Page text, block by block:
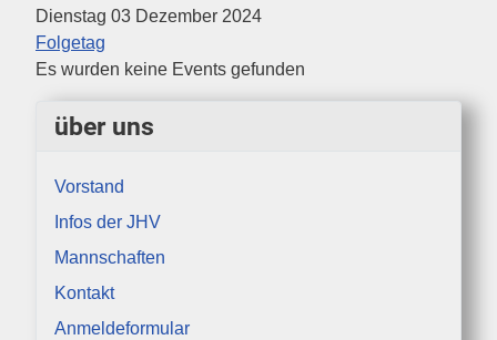
Dienstag 03 Dezember 2024
Folgetag
Es wurden keine Events gefunden
über uns
Vorstand
Infos der JHV
Mannschaften
Kontakt
Anmeldeformular